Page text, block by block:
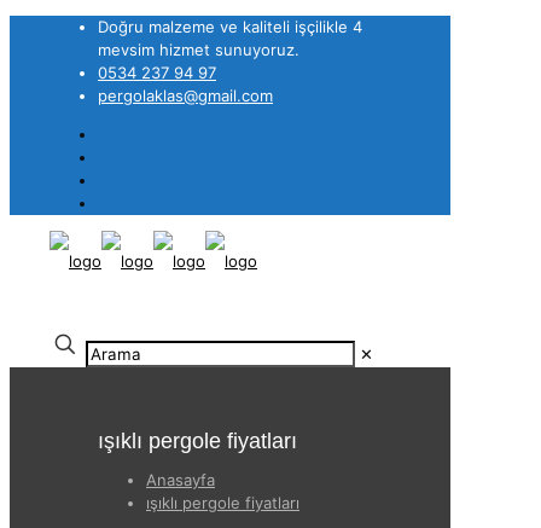
Doğru malzeme ve kaliteli işçilikle 4
mevsim hizmet sunuyoruz.
0534 237 94 97
pergolaklas@gmail.com
✕
ışıklı pergole fiyatları
Anasayfa
ışıklı pergole fiyatları